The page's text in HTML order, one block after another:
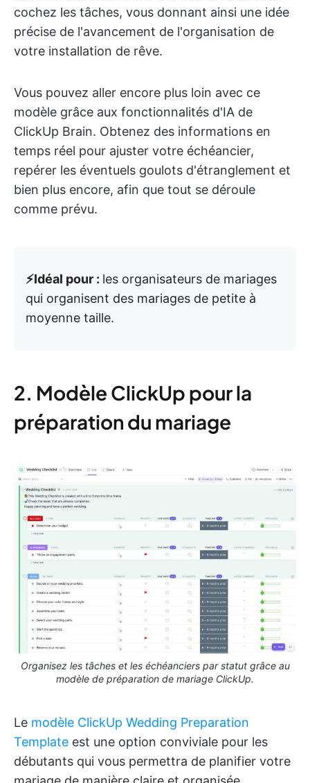
cochez les tâches, vous donnant ainsi une idée
précise de l'avancement de l'organisation de
votre installation de rêve.
Vous pouvez aller encore plus loin avec ce
modèle grâce aux fonctionnalités d'IA de
ClickUp Brain. Obtenez des informations en
temps réel pour ajuster votre échéancier,
repérer les éventuels goulots d'étranglement et
bien plus encore, afin que tout se déroule
comme prévu.
⚡️Idéal pour : les organisateurs de mariages
qui organisent des mariages de petite à
moyenne taille.
2. Modèle ClickUp pour la
préparation du mariage
Organisez les tâches et les échéanciers par statut grâce au
modèle de préparation de mariage ClickUp.
Le modèle ClickUp Wedding Preparation
Template est une option conviviale pour les
débutants qui vous permettra de planifier votre